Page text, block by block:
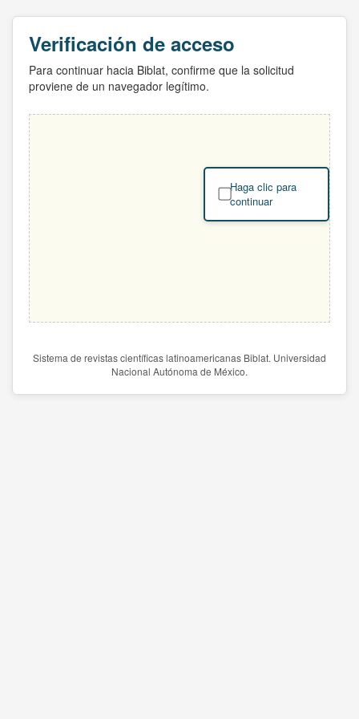
Verificación de acceso
Para continuar hacia Biblat, confirme que la solicitud
proviene de un navegador legítimo.
Haga clic para
continuar
Sistema de revistas científicas latinoamericanas Biblat. Universidad
Nacional Autónoma de México.